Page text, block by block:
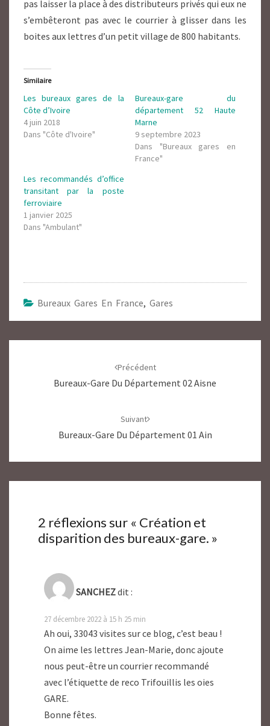
pas laisser la place à des distributeurs privés qui eux ne
s’embêteront pas avec le courrier à glisser dans les
boites aux lettres d’un petit village de 800 habitants.
Similaire
Les bureaux gares de la
Côte d’Ivoire
4 juin 2018
Dans "Côte d'Ivoire"
Bureaux-gare du
département 52 Haute
Marne
9 septembre 2023
Dans "Bureaux gares en
France"
Les recommandés d’office
transitant par la poste
ferroviaire
1 janvier 2025
Dans "Ambulant"
Bureaux Gares En France, Gares
Précédent
Bureaux-Gare Du Département 02 Aisne
Suivant
Bureaux-Gare Du Département 01 Ain
2 réflexions sur « Création et
disparition des bureaux-gare. »
SANCHEZdit :
27 décembre 2022 à 15 h 25 min
Ah oui, 33043 visites sur ce blog, c’est beau !
On aime les lettres Jean-Marie, donc ajoute
nous peut-être un courrier recommandé
avec l’étiquette de reco Trifouillis les oies
GARE.
Bonne fêtes.